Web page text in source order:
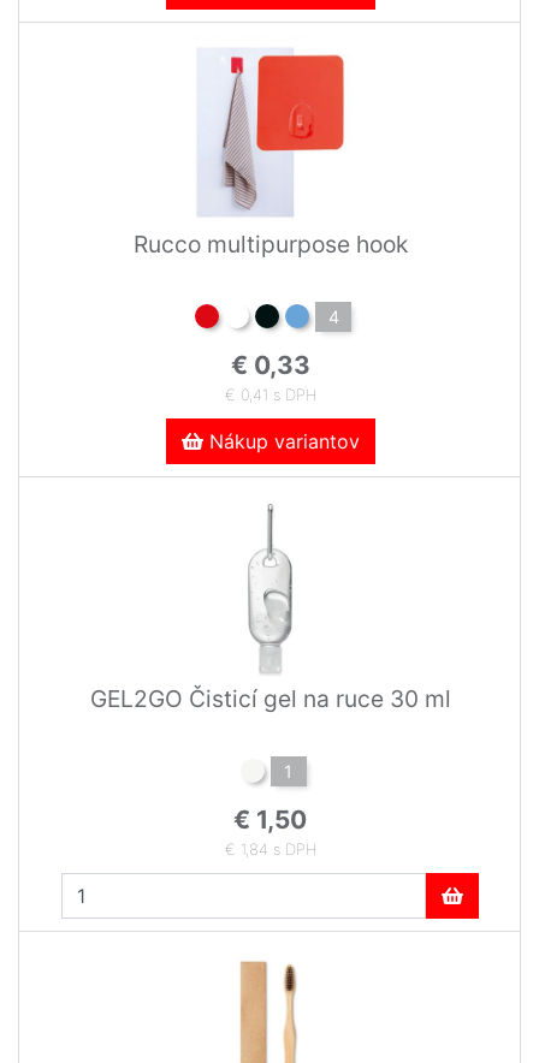
Rucco multipurpose hook
4
€ 0,33
€ 0,41 s DPH
Nákup variantov
GEL2GO Čisticí gel na ruce 30 ml
1
€ 1,50
€ 1,84 s DPH